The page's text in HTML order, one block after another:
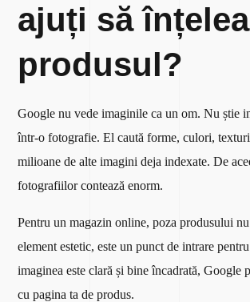
ajuți să
produsul?
Google nu vede imaginile ca un om. Nu știe
într-o fotografie. El caută forme, culori,
milioane de alte imagini deja indexate. De
fotografiilor contează enorm.
Pentru un magazin online, poza produsului
element estetic, este un punct de intrare
imaginea este clară și bine încadrată, Google
cu pagina ta de produs.